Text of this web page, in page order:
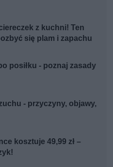
z kuchni! Ten
się plam i zapachu
posiłku - poznaj zasady
- przyczyny, objawy,
kosztuje 49,99 zł –